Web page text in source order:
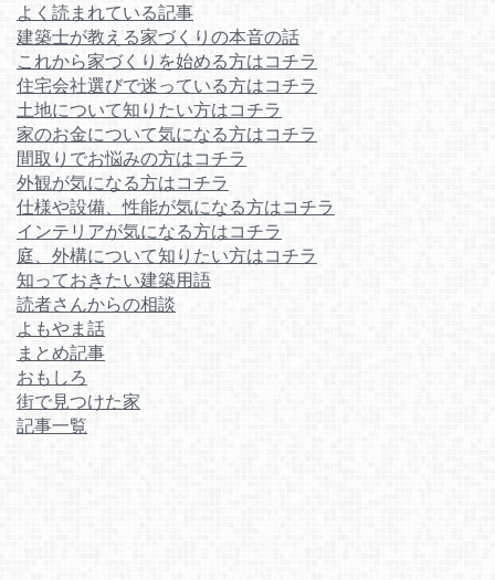
よく読まれている記事
建築士が教える家づくりの本音の話
これから家づくりを始める方はコチラ
住宅会社選びで迷っている方はコチラ
土地について知りたい方はコチラ
家のお金について気になる方はコチラ
間取りでお悩みの方はコチラ
外観が気になる方はコチラ
仕様や設備、性能が気になる方はコチラ
インテリアが気になる方はコチラ
庭、外構について知りたい方はコチラ
知っておきたい建築用語
読者さんからの相談
よもやま話
まとめ記事
おもしろ
街で見つけた家
記事一覧